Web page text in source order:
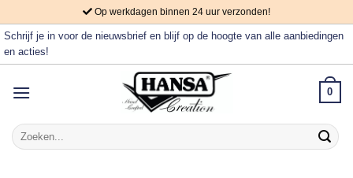
to
content
Op werkdagen binnen 24 uur verzonden!
Schrijf je in voor de nieuwsbrief en blijf op de hoogte van alle aanbiedingen
en acties!
0
Zoeken
naar: